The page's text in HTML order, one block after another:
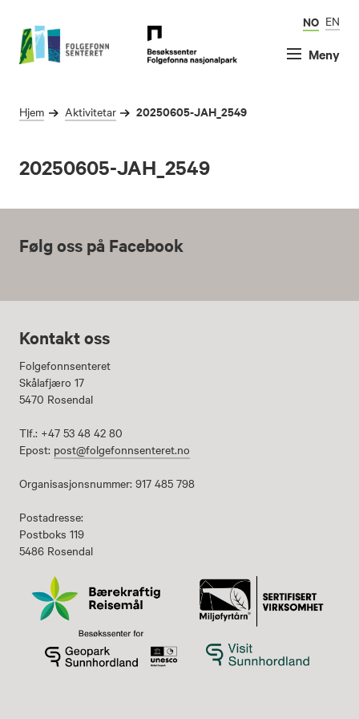
NO EN
Meny
Hjem Aktivitetar 20250605-JAH_2549
20250605-JAH_2549
Følg oss på Facebook
Kontakt oss
Folgefonnsenteret
Skålafjæro 17
5470 Rosendal
Tlf.: +47 53 48 42 80
Epost: post@folgefonnsenteret.no
Organisasjonsnummer: 917 485 798
Postadresse:
Postboks 119
5486 Rosendal